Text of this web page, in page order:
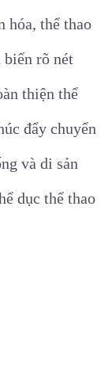
hóa, thể thao
biến rõ nét
thiện thể
đẩy chuyển
và di sản
dục thể thao